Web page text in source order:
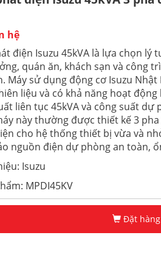
hệ
điện Isuzu 45kVA là lựa chọn lý
quán ăn, khách sạn và công
Máy sử dụng động cơ Isuzu
liệu và có khả năng hoạt
liên tục 45kVA và công suất dự
này thường được thiết kế 3
cho hệ thống thiết bị vừa và
nguồn điện dự phòng an toàn,
Isuzu
MPDI45KV
Đặt hàng